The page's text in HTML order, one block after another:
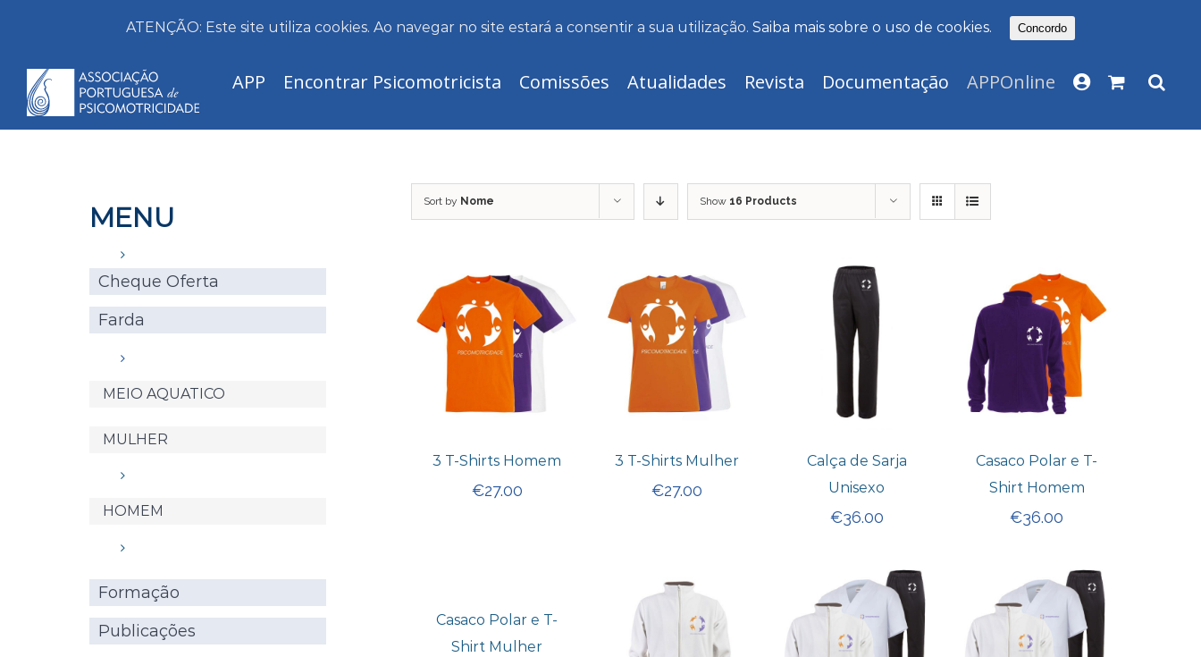
content
APP Encontrar Psicomotricista Comissões Atualidades Revista Documentação APPOnline
Sort by Nome Show 16 Products
3 T-Shirts Homem
€27.00
3 T-Shirts Mulher
€27.00
Calça de Sarja
Unisexo
€36.00
Casaco Polar e T-
Shirt Homem
€36.00
Casaco Polar e T-
Shirt Mulher
MENU
Cheque Oferta
Farda
MEIO AQUATICO
MULHER
HOMEM
Formação
Publicações
ATENÇÃO: Este site utiliza cookies. Ao navegar no site estará a consentir a sua utilização. Saiba mais sobre o uso de cookies. Concordo